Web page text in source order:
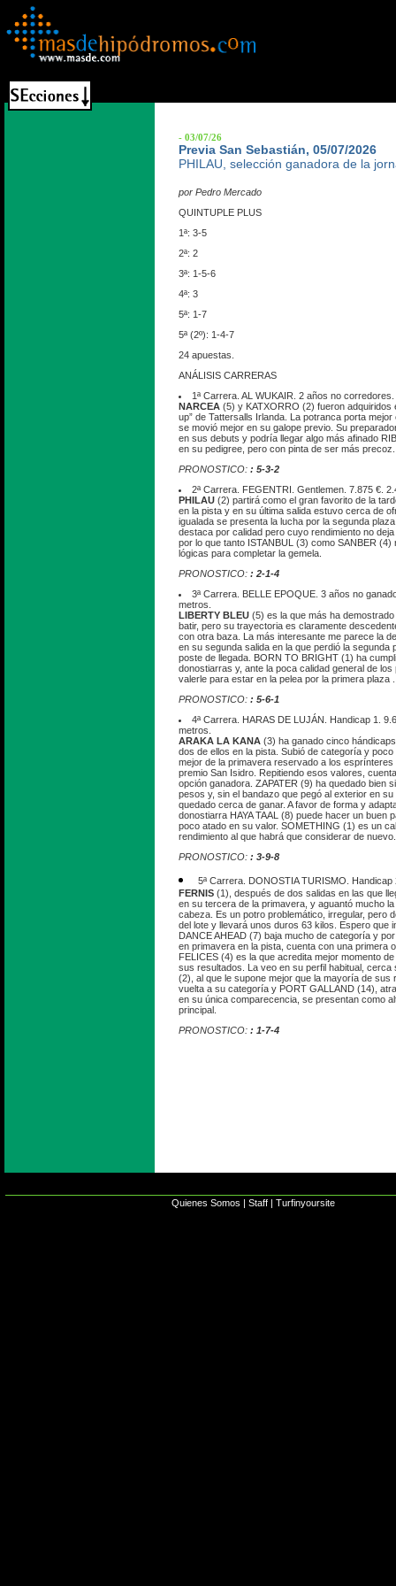
- 03/07/26
Previa San Sebastián, 05/07/2026
PHILAU, selección ganadora de la
por Pedro Mercado
QUINTUPLE PLUS
1ª: 3-5
2ª: 2
3ª: 1-5-6
4ª: 3
5ª: 1-7
5ª (2º): 1-4-7
24 apuestas.
ANÁLISIS CARRERAS
1ª Carrera. AL WUKAIR. 2 años no
NARCEA (5) y KATXORRO (2) fueron adquiridos
up” de Tattersalls Irlanda. La potranca porta
se movió mejor en su galope previo. Su
en sus debuts y podría llegar algo más afinado
en su pedigree, pero con pinta de ser más precoz.
PRONOSTICO: : 5-3-2
2ª Carrera. FEGENTRI. Gentlemen. 7.875 €.
PHILAU (2) partirá como el gran favorito de la
en la pista y en su última salida estuvo cerca de
igualada se presenta la lucha por la segunda
destaca por calidad pero cuyo rendimiento no
por lo que tanto ISTANBUL (3) como SANBER
lógicas para completar la gemela.
PRONOSTICO: : 2-1-4
3ª Carrera. BELLE EPOQUE. 3 años no
metros.
LIBERTY BLEU (5) es la que más ha
batir, pero su trayectoria es claramente
con otra baza. La más interesante me parece la
en su segunda salida en la que perdió la segunda
poste de llegada. BORN TO BRIGHT (1) ha
donostiarras y, ante la poca calidad general de
valerle para estar en la pelea por la primera plaza .
PRONOSTICO: : 5-6-1
4ª Carrera. HARAS DE LUJÁN. Handicap 1.
metros.
ARAKA LA KANA (3) ha ganado cinco
dos de ellos en la pista. Subió de categoría y
mejor de la primavera reservado a los esprínteres
premio San Isidro. Repitiendo esos valores,
opción ganadora. ZAPATER (9) ha quedado bien
pesos y, sin el bandazo que pegó al exterior en su
quedado cerca de ganar. A favor de forma y
donostiarra HAYA TAAL (8) puede hacer un buen
poco atado en su valor. SOMETHING (1) es un
rendimiento al que habrá que considerar de nuevo.
PRONOSTICO: : 3-9-8
5ª Carrera. DONOSTIA TURISMO.
FERNIS (1), después de dos salidas en las que
en su tercera de la primavera, y aguantó mucho
cabeza. Es un potro problemático, irregular, pero
del lote y llevará unos duros 63 kilos. Espero que
DANCE AHEAD (7) baja mucho de categoría y
en primavera en la pista, cuenta con una primera
FELICES (4) es la que acredita mejor momento
sus resultados. La veo en su perfil habitual, cerca
(2), al que le supone mejor que la mayoría de sus
vuelta a su categoría y PORT GALLAND (14),
en su única comparecencia, se presentan como
principal.
PRONOSTICO: : 1-7-4
Quienes Somos | Staff | Turfinyoursite